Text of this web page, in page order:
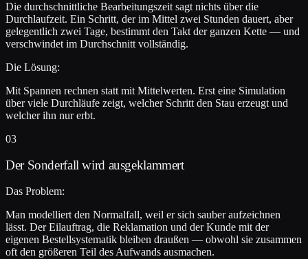
Die durchschnittliche Bearbeitungszeit sagt nichts über die
Durchlaufzeit. Ein Schritt, der im Mittel zwei Stunden dauert, aber
gelegentlich zwei Tage, bestimmt den Takt der ganzen Kette — und
verschwindet im Durchschnitt vollständig.
Die Lösung:
Mit Spannen rechnen statt mit Mittelwerten. Erst eine Simulation
über viele Durchläufe zeigt, welcher Schritt den Stau erzeugt und
welcher ihn nur erbt.
03
Der Sonderfall wird ausgeklammert
Das Problem:
Man modelliert den Normalfall, weil er sich sauber aufzeichnen
lässt. Der Eilauftrag, die Reklamation und der Kunde mit der
eigenen Bestellsystematik bleiben draußen — obwohl sie zusammen
oft den größeren Teil des Aufwands ausmachen.